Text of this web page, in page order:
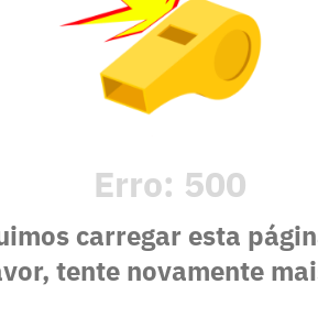
Erro: 500
carregar esta
tente novamente